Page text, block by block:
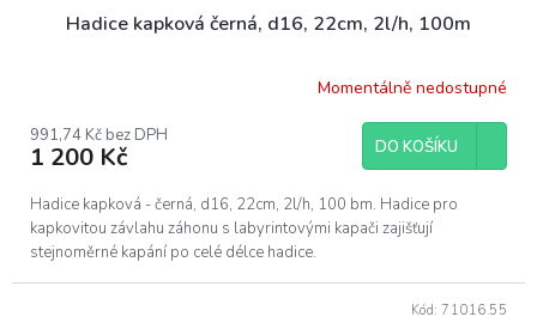
Hadice kapková černá, d16, 22cm, 2l/h, 100m
Momentálně nedostupné
991,74 Kč bez DPH
1 200 Kč DO KOŠÍKU
Hadice kapková - černá, d16, 22cm, 2l/h, 100 bm. Hadice pro
kapkovitou závlahu záhonu s labyrintovými kapači zajišťují
stejnoměrné kapání po celé délce hadice.
Kód: 71016.55